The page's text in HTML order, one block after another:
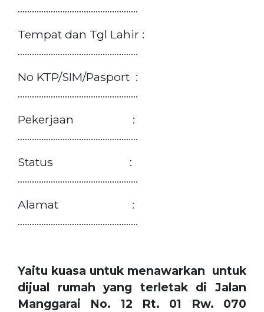
……………………………………………
Tempat dan Tgl Lahir :
……………………………………………
No KTP/SIM/Pasport :
……………………………………………
Pekerjaan :
……………………………………………
Status :
……………………………………………
Alamat :
……………………………………………
Yaitu kuasa untuk menawarkan untuk
dijual rumah yang terletak di Jalan
Manggarai No. 12 Rt. 01 Rw. 070